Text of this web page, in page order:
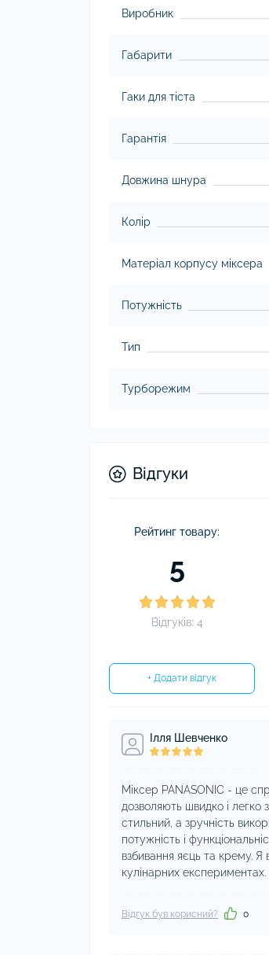
Виробник
Габарити
Гаки для тіста
Гарантія
Довжина шнура
Колір
Матеріал корпусу міксера
Потужність
Тип
Турборежим
Відгуки
Рейтинг товару:
5
Відгуків: 4
+ Додати відгук
Ілля Шевченко
Міксер PANASONIC - це
дозволяють швидко і легко
стильний, а зручність
потужність і
взбивання яєць та крему. Я
кулінарних експериментах.
Відгук був корисний? 0